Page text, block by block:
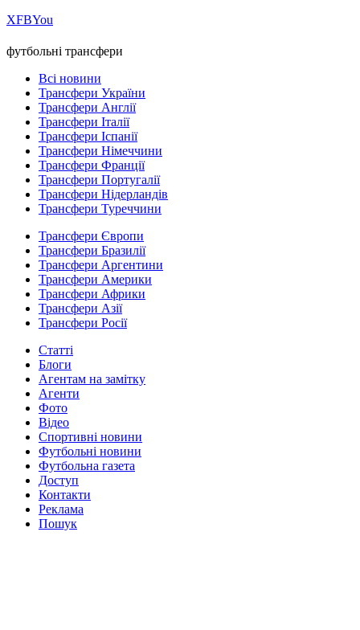
ХFBYou
футбольні трансфери
Всі новини
Трансфери України
Трансфери Англії
Трансфери Італії
Трансфери Іспанії
Трансфери Німеччини
Трансфери Франції
Трансфери Португалії
Трансфери Нідерландів
Трансфери Туреччини
Трансфери Європи
Трансфери Бразилії
Трансфери Аргентини
Трансфери Америки
Трансфери Африки
Трансфери Азії
Трансфери Росії
Статті
Блоги
Агентам на замітку
Агенти
Фото
Відео
Спортивні новини
Футбольні новини
Футбольна газета
Доступ
Контакти
Реклама
Пошук